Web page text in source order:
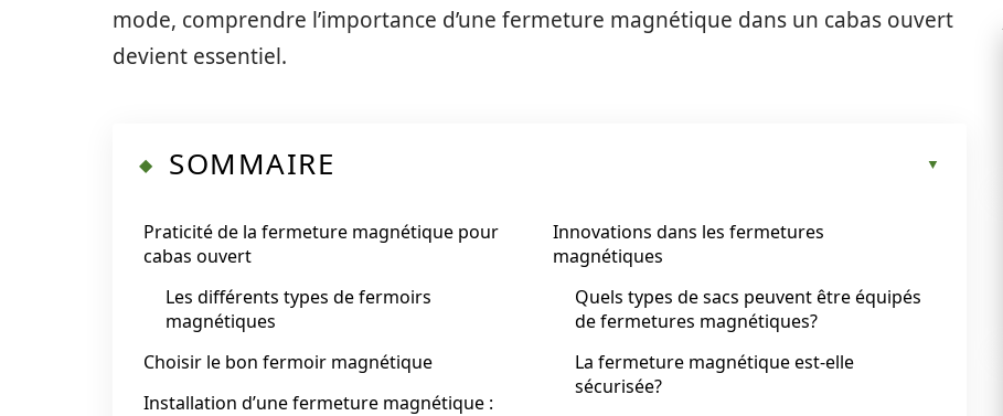
mode, comprendre l’importance d’une fermeture magnétique dans un cabas ouvert
devient essentiel.
SOMMAIRE
Praticité de la fermeture magnétique pour
cabas ouvert
Les différents types de fermoirs
magnétiques
Choisir le bon fermoir magnétique
Installation d’une fermeture magnétique :
Innovations dans les fermetures
magnétiques
Quels types de sacs peuvent être équipés
de fermetures magnétiques?
La fermeture magnétique est-elle
sécurisée?